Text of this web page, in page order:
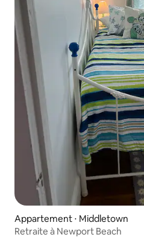
Appartement ⋅ Middletown
Retraite à Newport Beach